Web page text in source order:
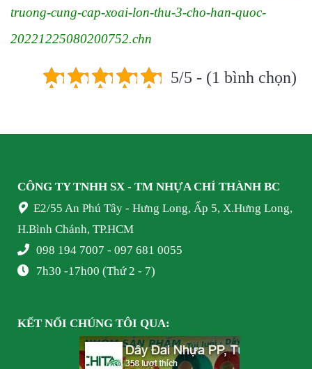
truong-cung-cap-xoai-lon-thu-3-cho-han-quoc-
20221225080200752.chn
5/5 - (1 bình chọn)
CÔNG TY TNHH SX - TM NHỰACHÍ THÀNH BC
E2/55 An Phú Tây - Hưng Long, Ấp 5, X.Hưng Long,
H.Bình Chánh, TP.HCM
098 194 7007 - 097 681 0055
7h30 -17h00 (Thứ 2 - 7)
KẾT NỐI CHÚNG TÔI QUA: